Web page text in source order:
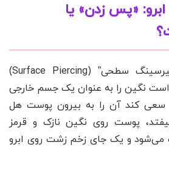
«پس زدن» یا
پیرسینگ ابرو یک “پیرسینگ سطحی” (Surface Piercing)
نگین را به عنوان یک جسم خارجی
سعی کند آن را به بیرون پوست هل
پوست روی نگین نازک و قرمز
می‌شود و یک جای زخم زشت روی ابرو